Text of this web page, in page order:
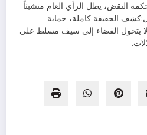
النقض، يظل الرأي العام متشبثاً
الحقيقة كاملة، حماية
لا يتحول القضاء إلى سيف مسلط على